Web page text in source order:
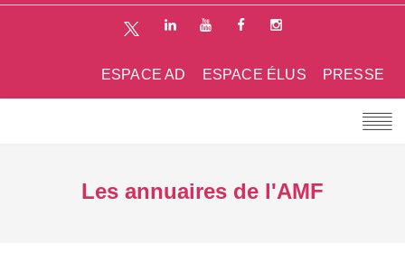
PRESSE
ESPACE ÉLUS
ESPACE AD
Les annuaires de l'AMF